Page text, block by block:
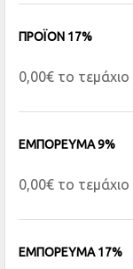
ΠΡΟΪΟΝ 17%
0,00€ το τεμάχιο
ΕΜΠΟΡΕΥΜΑ 9%
0,00€ το τεμάχιο
ΕΜΠΟΡΕΥΜΑ 17%